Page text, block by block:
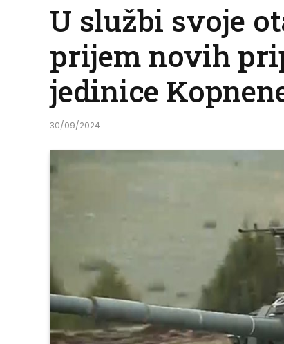
U službi svoje
prijem novih
jedinice
30/09/2024